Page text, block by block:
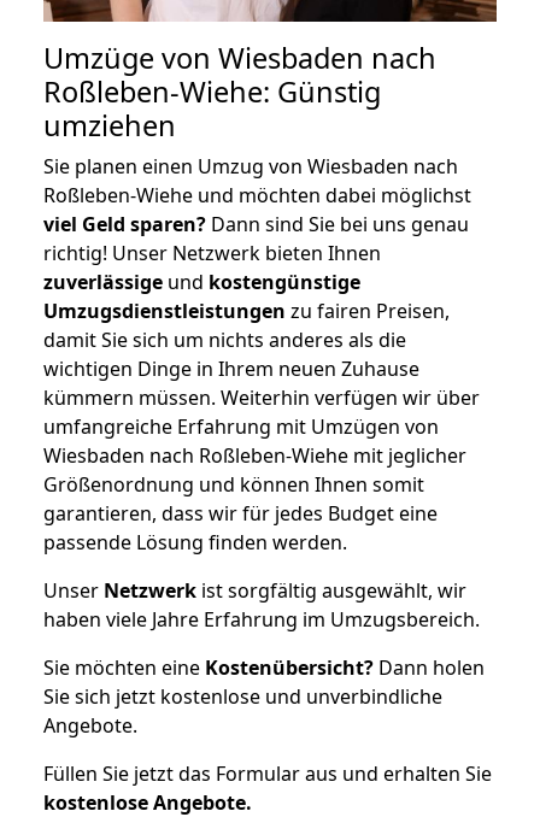
Umzüge von Wiesbaden nach
Roßleben-Wiehe: Günstig
umziehen
Sie planen einen Umzug von Wiesbaden nach
Roßleben-Wiehe und möchten dabei möglichst
viel Geld sparen? Dann sind Sie bei uns genau
richtig! Unser Netzwerk bieten Ihnen
zuverlässige und kostengünstige
Umzugsdienstleistungen zu fairen Preisen,
damit Sie sich um nichts anderes als die
wichtigen Dinge in Ihrem neuen Zuhause
kümmern müssen. Weiterhin verfügen wir über
umfangreiche Erfahrung mit Umzügen von
Wiesbaden nach Roßleben-Wiehe mit jeglicher
Größenordnung und können Ihnen somit
garantieren, dass wir für jedes Budget eine
passende Lösung finden werden.
Unser Netzwerk ist sorgfältig ausgewählt, wir
haben viele Jahre Erfahrung im Umzugsbereich.
Sie möchten eine Kostenübersicht? Dann holen
Sie sich jetzt kostenlose und unverbindliche
Angebote.
Füllen Sie jetzt das Formular aus und erhalten Sie
kostenloseAngebote.